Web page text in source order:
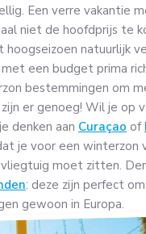
Een verre vakantie
niet de hoofdprijs te
natuurlijk
een budget prima
bestemmingen om
er genoeg! Wil je op
denken aan Curaçao of
je voor een winterzon
moet zitten.
: deze zijn perfect
gewoon in Europa.